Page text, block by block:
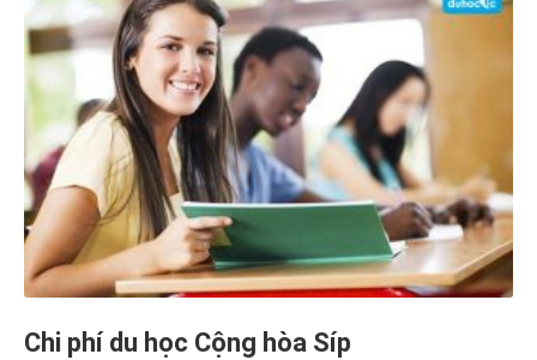
Chi phí du học Cộng hòa Síp